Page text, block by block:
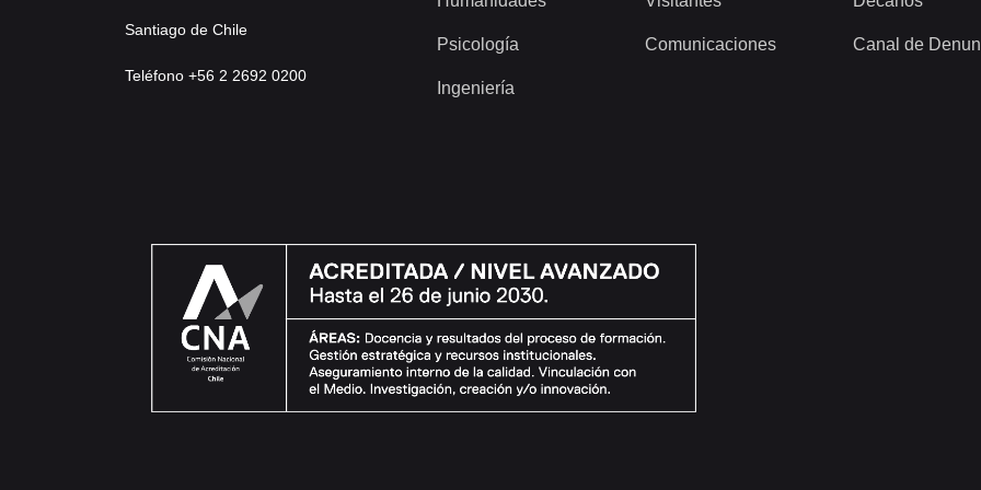
Santiago de Chile
Teléfono +56 2 2692 0200
Psicología
Ingeniería
Comunicaciones Canal de